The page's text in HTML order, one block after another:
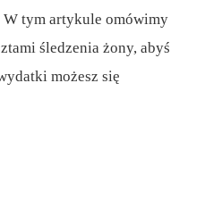
W tym artykule omówimy
śledzenia żony, abyś
możesz się